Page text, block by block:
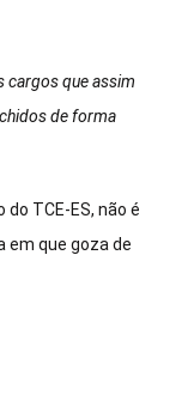
cargos que assim
de forma
TCE-ES, não é
em que goza de